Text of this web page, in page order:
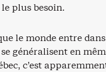
plus besoin.
le monde entre
généralisent en
c’est